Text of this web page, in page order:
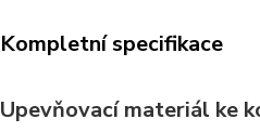
Kompletní specifikace
Upevňovací materiál ke